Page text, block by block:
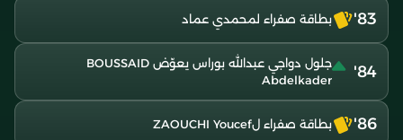
83' بطاقة صفراء لمحمدي عماد
84'
جلول دواجي عبدالله بوراس يعوّض BOUSSAID
Abdelkader
86' بطاقة صفراء لZAOUCHI Youcef